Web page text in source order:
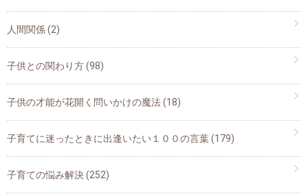
人間関係(2)
子供との関わり方(98)
子供の才能が花開く問いかけの魔法(18)
子育てに迷ったときに出逢いたい１００の言葉(179)
子育ての悩み解決(252)